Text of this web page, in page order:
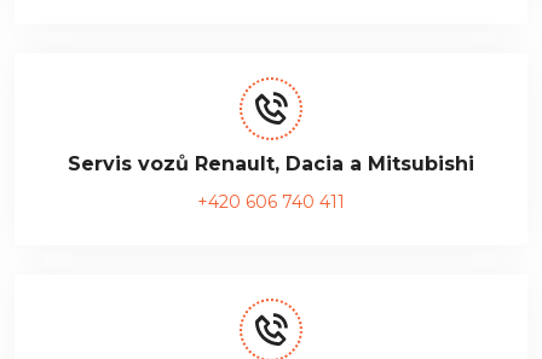
Servis vozů Renault, Dacia a Mitsubishi
+420 606 740 411